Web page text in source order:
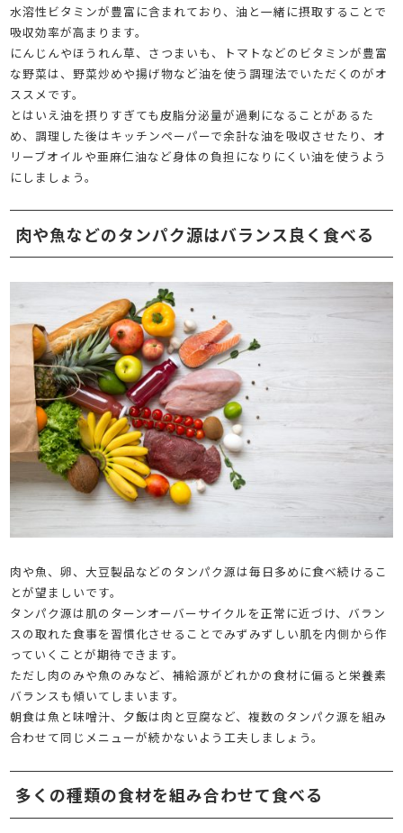
水溶性ビタミンが豊富に含まれており、油と一緒に摂取することで
吸収効率が高まります。
にんじんやほうれん草、さつまいも、トマトなどのビタミンが豊富
な野菜は、野菜炒めや揚げ物など油を使う調理法でいただくのがオ
ススメです。
とはいえ油を摂りすぎても皮脂分泌量が過剰になることがあるた
め、調理した後はキッチンペーパーで余計な油を吸収させたり、オ
リーブオイルや亜麻仁油など身体の負担になりにくい油を使うよう
にしましょう。
肉や魚などのタンパク源はバランス良く食べる
肉や魚、卵、大豆製品などのタンパク源は毎日多めに食べ続けるこ
とが望ましいです。
タンパク源は肌のターンオーバーサイクルを正常に近づけ、バラン
スの取れた食事を習慣化させることでみずみずしい肌を内側から作
っていくことが期待できます。
ただし肉のみや魚のみなど、補給源がどれかの食材に偏ると栄養素
バランスも傾いてしまいます。
朝食は魚と味噌汁、夕飯は肉と豆腐など、複数のタンパク源を組み
合わせて同じメニューが続かないよう工夫しましょう。
多くの種類の食材を組み合わせて食べる